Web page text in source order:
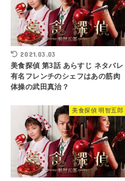
2021.03.03
美食探偵 第3話 あらすじ ネタバレ
有名フレンチのシェフはあの筋肉
体操の武田真治？
美食探偵 明智五郎